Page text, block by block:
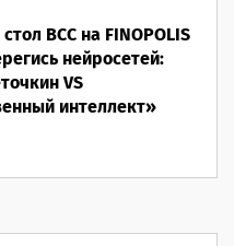
ВСС на FINOPOLIS
нейросетей:
VS
интеллект»